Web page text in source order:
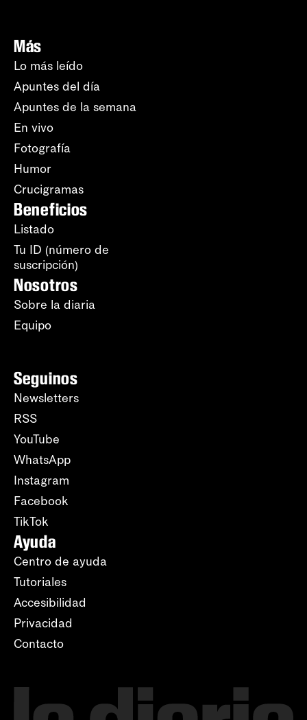
Más
Lo más leído
Apuntes del día
Apuntes de la semana
En vivo
Fotografía
Humor
Crucigramas
Beneficios
Listado
Tu ID (número de
suscripción)
Nosotros
Sobre la diaria
Equipo
Seguinos
Newsletters
RSS
YouTube
WhatsApp
Instagram
Facebook
TikTok
Ayuda
Centro de ayuda
Tutoriales
Accesibilidad
Privacidad
Contacto